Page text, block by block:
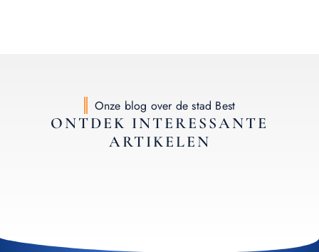
Onze blog over de stad Best
ONTDEK INTERESSANTE
ARTIKELEN